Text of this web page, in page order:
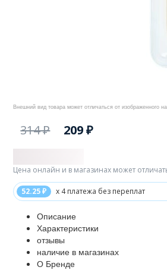
Внешний вид товара может отличаться от изображенного
314 ₽ 209 ₽
52.25 ₽ x 4 платежа без переплат
Цена онлайн и в магазинах может
Описание
Характеристики
отзывы
наличие в магазинах
О Бренде